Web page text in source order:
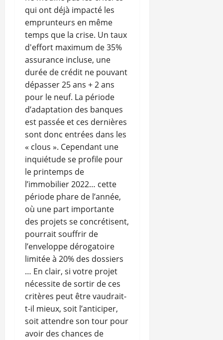
qui ont déjà impacté les
emprunteurs en même
temps que la crise. Un taux
d'effort maximum de 35%
assurance incluse, une
durée de crédit ne pouvant
dépasser 25 ans + 2 ans
pour le neuf. La période
d’adaptation des banques
est passée et ces dernières
sont donc entrées dans les
« clous ». Cependant une
inquiétude se profile pour
le printemps de
l’immobilier 2022… cette
période phare de l’année,
où une part importante
des projets se concrétisent,
pourrait souffrir de
l’enveloppe dérogatoire
limitée à 20% des dossiers
… En clair, si votre projet
nécessite de sortir de ces
critères peut être vaudrait-
t-il mieux, soit l’anticiper,
soit attendre son tour pour
avoir des chances de